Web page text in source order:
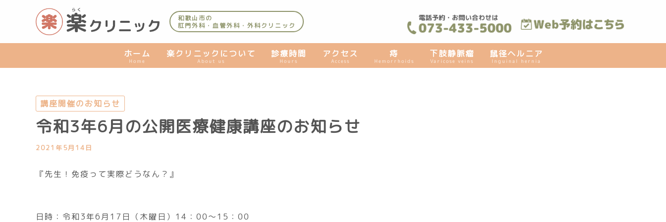
ス
和歌山市の
肛門外科・血管外科・外科クリニック
ホーム
Home
楽クリニックについて
About us
診療時間
Hours
アクセス
Access
痔
Hemorrhoids
下肢静脈瘤
Varicose veins
鼠径ヘルニア
Inguinal hernia
講座開催のお知らせ
令和3年6月の公開医療健康講座のお知らせ
2021年5月14日
『先生！免疫って実際どうなん？』
日時：令和3年6月17日（木曜日）14：00～15：00